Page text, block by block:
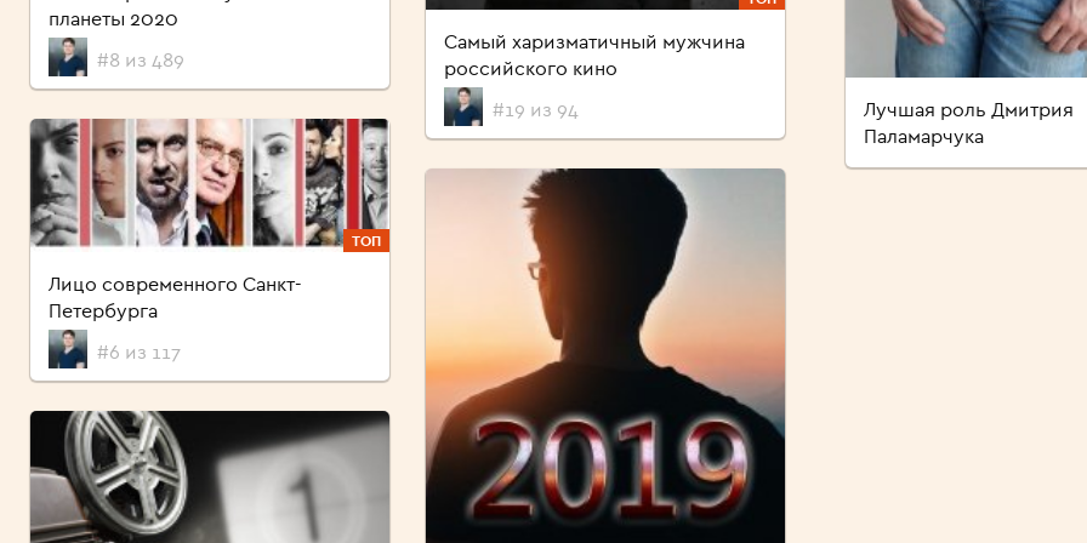
планеты 2020
#8 из 489
ТОП
Лицо современного Санкт-
Петербурга
#6 из 117
Самый харизматичный мужчина
российского кино
#19 из 94
Лучшая роль Дмитрия
Паламарчука